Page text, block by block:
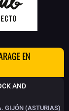
EN
AND
GIJÓN (ASTURIAS)